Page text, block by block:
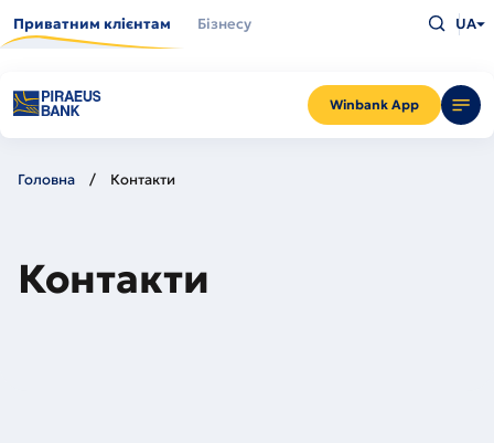
до
основного
Приватним клієнтам Бізнесу
Winbank App
що
Enter
UA
Головна Контакти
Контакти